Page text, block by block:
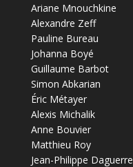
Ariane Mnouchkine
Alexandre Zeff
Pauline Bureau
Johanna Boyé
Guillaume Barbot
Simon Abkarian
Éric Métayer
Alexis Michalik
Anne Bouvier
Matthieu Roy
Jean-Philippe Daguerre